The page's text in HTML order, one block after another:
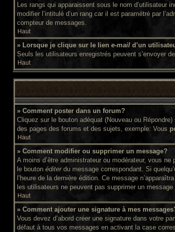
Les rangs qui apparaissent sous le nom d’utilisateur
modifier l’intitulé d’un rang car il est paramétré par
compteur de messages.
Haut
» Lorsque je clique sur le lien e-mail d’un
Seuls les utilisateurs enregistrés peuvent s’envoyer
Haut
» Comment poster dans un forum?
Cliquez sur le bouton adéquat (Nouveau ou
des pages des forums et des sujets, exemple: Vous
Haut
» Comment modifier ou supprimer un message?
A moins d’être administrateur ou modérateur, vous
le bouton éditerdu message correspondant. Si
l’heure de la dernière édition. Ce message
les utilisateurs ne peuvent pas supprimer un
Haut
» Comment ajouter une signature à mes
Vous devez d’abord créer une signature dans votre
défaut à tous vos messages en activant la case